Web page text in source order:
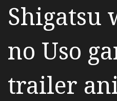
Shigatsu
no Uso
trailer